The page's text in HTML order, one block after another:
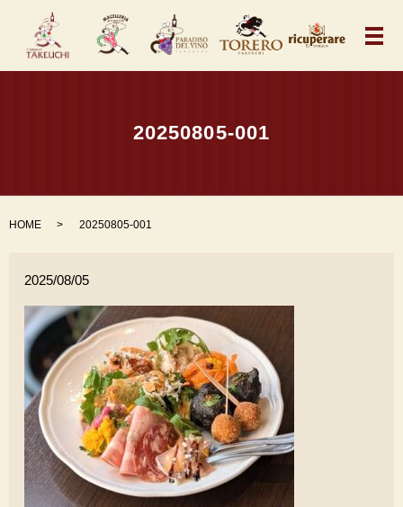
メ
20250805-001
HOME 20250805-001
2025/08/05